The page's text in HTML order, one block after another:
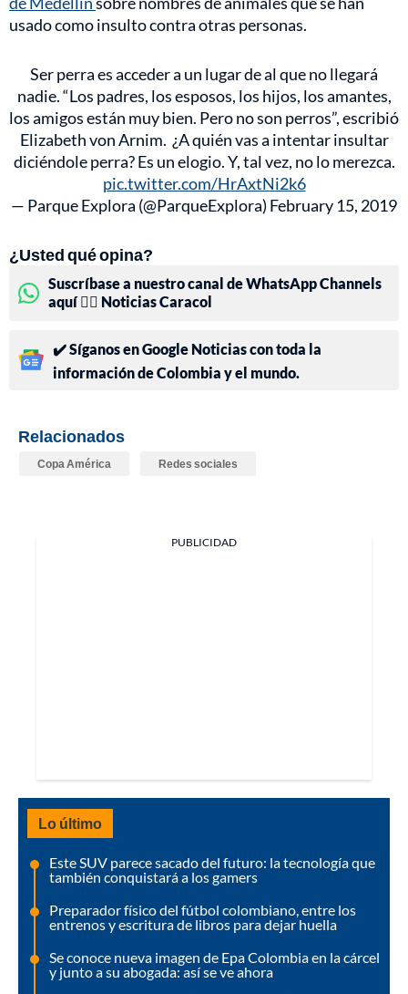
usado como insulto contra otras personas.
Ser perra es acceder a un lugar de al que no llegará
nadie. “Los padres, los esposos, los hijos, los amantes,
los amigos están muy bien. Pero no son perros”, escribió
Elizabeth von Arnim. ¿A quién vas a intentar insultar
diciéndole perra? Es un elogio. Y, tal vez, no lo merezca.
pic.twitter.com/HrAxtNi2k6
— Parque Explora (@ParqueExplora) February 15, 2019
¿Usted qué opina?
Suscríbase a nuestro canal de WhatsApp Channels
aquí 👉🏻 Noticias Caracol
✔️ Síganos en Google Noticias con toda la
información de Colombia y el mundo.
Relacionados
Copa América Redes sociales
PUBLICIDAD
Lo último
Este SUV parece sacado del futuro: la tecnología que
también conquistará a los gamers
Preparador físico del fútbol colombiano, entre los
entrenos y escritura de libros para dejar huella
Se conoce nueva imagen de Epa Colombia en la cárcel
y junto a su abogada: así se ve ahora